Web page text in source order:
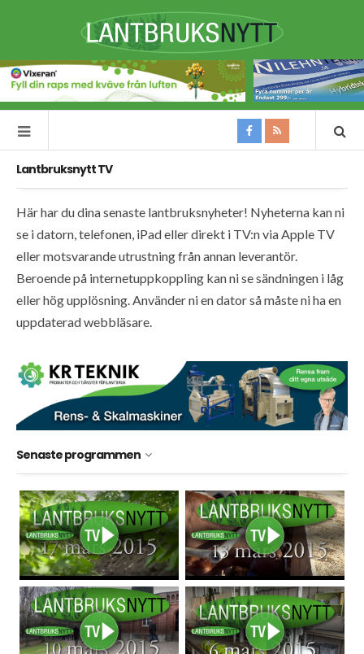
Lantbruksnytt TV
Här har du dina senaste lantbruksnyheter! Nyheterna kan ni
se i datorn, telefonen, iPad eller direkt i TV:n via Apple TV
eller motsvarande utrustning från annan leverantör.
Beroende på internetuppkoppling kan ni se sändningen i låg
eller hög upplösning. Använder ni en dator så måste ni ha en
uppdaterad webbläsare.
Senaste programmen